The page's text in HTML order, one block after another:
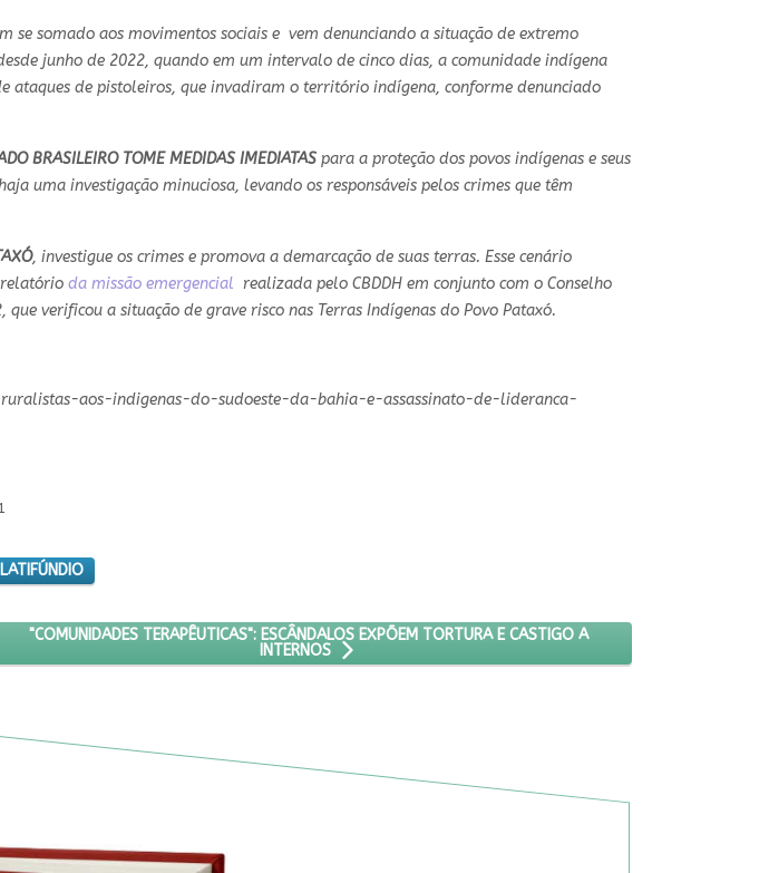
se somado aos movimentos sociais e vem denunciando a situação de extremo
junho de 2022, quando em um intervalo de cinco dias, a comunidade indígena
ataques de pistoleiros, que invadiram o território indígena, conforme denunciado
BRASILEIRO TOME MEDIDAS IMEDIATAS para a proteção dos povos indígenas e seus
uma investigação minuciosa, levando os responsáveis pelos crimes que têm
, investigue os crimes e promova a demarcação de suas terras. Esse cenário
relatório da missão emergencial realizada pelo CBDDH em conjunto com o Conselho
verificou a situação de grave risco nas Terras Indígenas do Povo Pataxó.
aos-indigenas-do-sudoeste-da-bahia-e-assassinato-de-lideranca-
LATIFÚNDIO
FORO PRIVILEGIADO
PRÓXIMO ARTIGO: "COMUNIDADES TERAPÊUTICAS": ESCÂNDALOS EXPÕEM TORTURA E CASTIGO A
"COMUNIDADES TERAPÊUTICAS": ESCÂNDALOS EXPÕEM TORTURA E CASTIGO A
INTERNOS